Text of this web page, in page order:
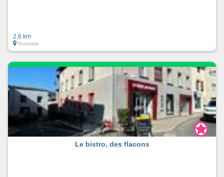
2.6 km
Noirétable
Le bistro, des flacons